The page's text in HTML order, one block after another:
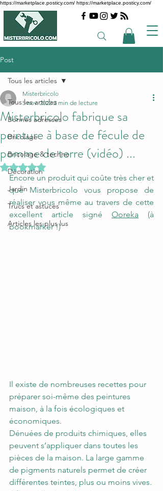
https://marketplace.posticy.com/ https://marketplace.posticy.com/
Post
Tous les articles
Bonnes adresses
Bricolage
Bricolage & techno
Décoration
Jardin
Trucs et astuces
Articles les plus lus
Tous les articles
Misterbricolo fabrique sa
peinture à base de fécule de
pomme de terre (vidéo) ...
Misterbricolo
5 nov. 2022 2 min de lecture
Noté NaN étoiles sur 5.
Encore un produit qui coûte très cher et
que Misterbricolo vous propose de
réaliser vous même au travers de cette
excellent article signé Ooreka (à
bookmarker !)
Il existe de nombreuses recettes pour
préparer soi-même des peintures
maison, à la fois écologiques et
économiques.
Dénuées de produits chimiques, elles
peuvent s’appliquer dans toutes les
pièces de la maison. La large gamme
de pigments naturels permet de créer
différentes teintes, plus ou moins vives.